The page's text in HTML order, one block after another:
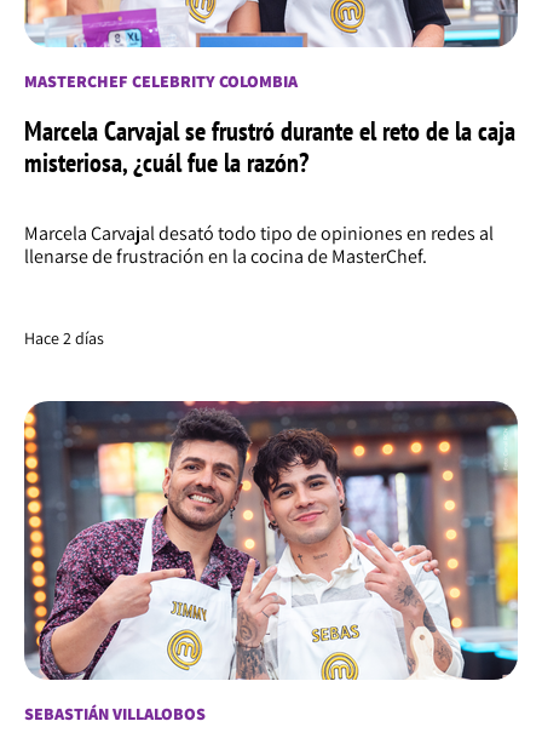
MASTERCHEF CELEBRITY COLOMBIA
Marcela Carvajal se frustró durante el reto de la caja
misteriosa, ¿cuál fue la razón?
Marcela Carvajal desató todo tipo de opiniones en redes al
llenarse de frustración en la cocina de MasterChef.
Hace 2 días
SEBASTIÁN VILLALOBOS